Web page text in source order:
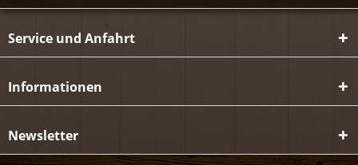
Service und Anfahrt
Informationen
Newsletter